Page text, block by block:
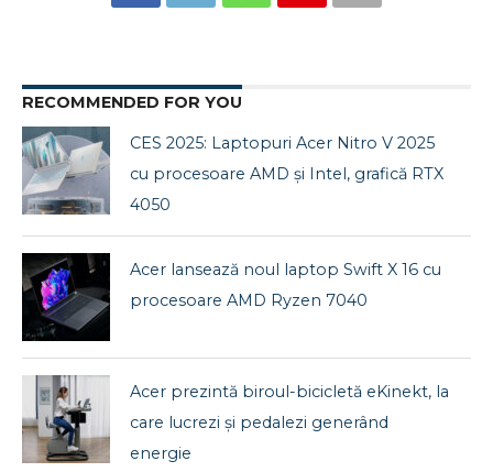
RECOMMENDED FOR YOU
CES 2025: Laptopuri Acer Nitro V 2025
cu procesoare AMD și Intel, grafică RTX
4050
Acer lansează noul laptop Swift X 16 cu
procesoare AMD Ryzen 7040
Acer prezintă biroul-bicicletă eKinekt, la
care lucrezi și pedalezi generând
energie